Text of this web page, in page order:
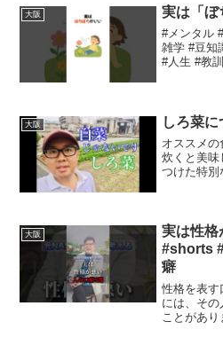
し、そうし
簡単な方法
大阪 実は「ぼ
#メンタル
雑学 #豆知
#人生 #教
大阪 しろ菜に
オススメ
炊くと美味
つけた特別
は、そこ
大阪
実は性格
#shorts
癖
性格を表す
には、そ
ことがあり